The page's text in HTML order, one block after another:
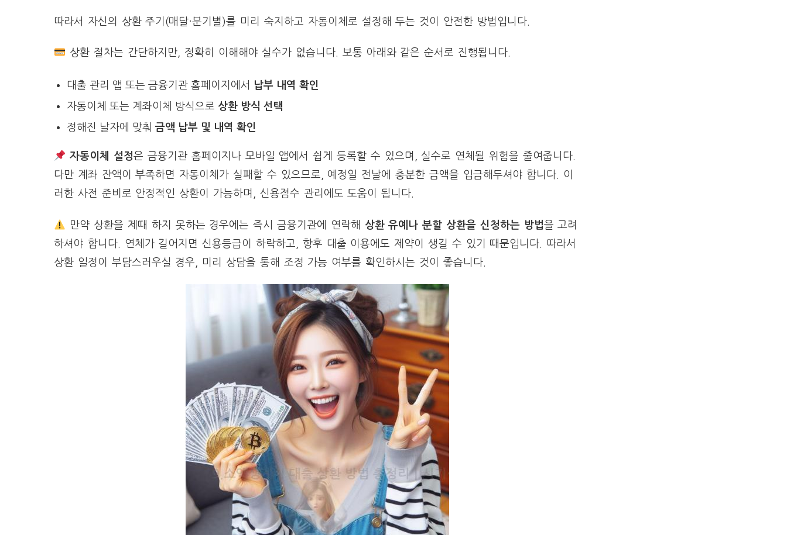
따라서 자신의 상환 주기(매달·분기별)를 미리 숙지하고 자동이체로 설정해 두는 것이 안전한 방법입니다.
상환 절차는 간단하지만, 정확히 이해해야 실수가 없습니다. 보통 아래와 같은 순서로 진행됩니다.
대출 관리 앱 또는 금융기관 홈페이지에서
납부 내역 확인
자동이체 또는 계좌이체 방식으로 상환 방식 선택
정해진 날자에 맞춰 금액 납부 및 내역 확인
자동이체 설정은 금융기관 홈페이지나 모바일 앱에서 쉽게 등록할 수 있으며, 실수로 연체될 위험을 줄여줍니다.
다만 계좌 잔액이 부족하면 자동이체가 실패할 수 있으므로, 예정일 전날에 충분한 금액을 입금해두셔야 합니다. 이
러한 사전 준비로 안정적인 상환이 가능하며, 신용점수 관리에도 도움이 됩니다.
만약 상환을 제때 하지 못하는 경우에는 즉시 금융기관에 연락해 상환 유예나 분할 상환을 신청하는 방법을 고려
하셔야 합니다. 연체가 길어지면 신용등급이 하락하고, 향후 대출 이용에도 제약이 생길 수 있기 때문입니다. 따라서
상환 일정이 부담스러우실 경우, 미리 상담을 통해 조정 가능 여부를 확인하시는 것이 좋습니다.